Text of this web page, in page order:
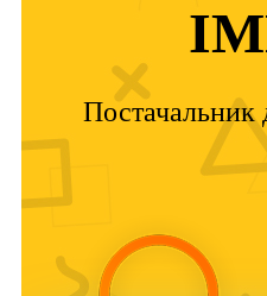
Постачальник